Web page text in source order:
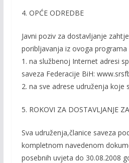
4. OPĆE ODREDBE
Javni poziv za dostavljanje
poribljavanja iz ovoga programa
1. na službenoj Internet adresi
saveza Federacije BiH:
2. na sve adrese udruženja koje
5. ROKOVI ZA DOSTAVLJANJE
Sva udruženja,članice saveza
kompletnom navedenom
posebnih uvjeta do 30.08.2008